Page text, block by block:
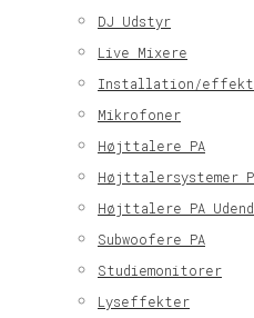
DJ Udstyr
Live Mixere
Installation/
Mikrofoner
Højttalere PA
Højttalersystemer
Højttalere PA
Subwoofere PA
Studiemonitorer
Lyseffekter